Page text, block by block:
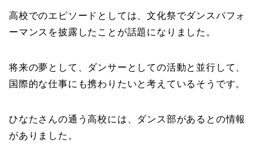
高校でのエピソードとしては、文化祭でダンスパフォ
ーマンスを披露したことが話題になりました。
将来の夢として、ダンサーとしての活動と並行して、
国際的な仕事にも携わりたいと考えているそうです。
ひなたさんの通う高校には、ダンス部があるとの情報
がありました。